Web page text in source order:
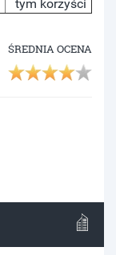
tym korzyści
ŚREDNIA OCENA